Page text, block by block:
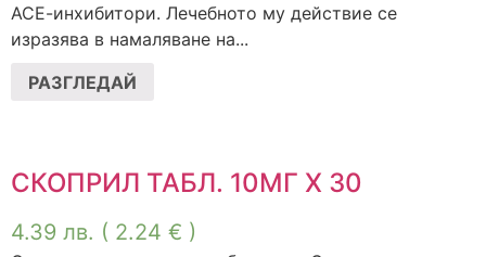
АСЕ-инхибитори. Лечебното му действие се
изразява в намаляване на...
РАЗГЛЕДАЙ
СКОПРИЛ ТАБЛ. 10МГ Х 30
4.39 лв. ( 2.24 € )